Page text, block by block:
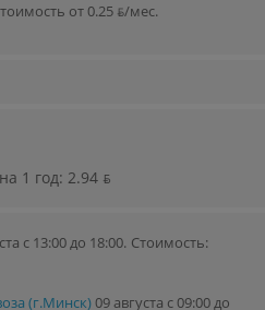
от 0.25 ƃ/мec.
на 1 год: 2.94 ƃ
с 13:00 до 18:00. Стоимость:
(г.Минск)09 августа с 09:00 до